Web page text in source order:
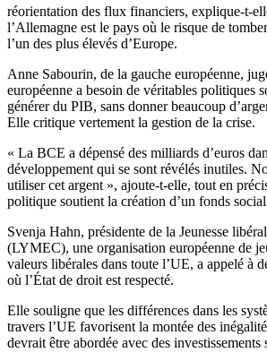
réorientation des flux financiers, explique-t-
l’Allemagne est le pays où le risque de
l’un des plus élevés d’Europe.
Anne Sabourin, de la gauche européenne,
européenne a besoin de véritables politiques
générer du PIB, sans donner beaucoup
Elle critique vertement la gestion de la crise.
« La BCE a dépensé des milliards d’euros
développement qui se sont révélés inutiles.
utiliser cet argent », ajoute-t-elle, tout en
politique soutient la création d’un fonds
Svenja Hahn, présidente de la Jeunesse
(LYMEC), une organisation européenne de
valeurs libérales dans toute l’UE, a appelé à
où l’État de droit est respecté.
Elle souligne que les différences dans les
travers l’UE favorisent la montée des
devrait être abordée avec des investissements